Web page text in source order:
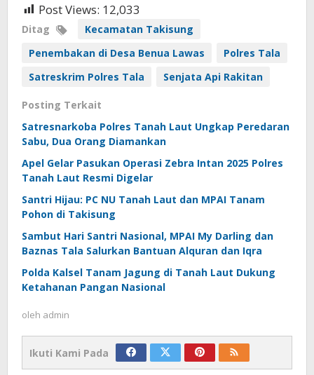
Post Views: 12,033
Ditag
Kecamatan Takisung
Penembakan di Desa Benua Lawas
Polres Tala
Satreskrim Polres Tala
Senjata Api Rakitan
Posting Terkait
Satresnarkoba Polres Tanah Laut Ungkap Peredaran
Sabu, Dua Orang Diamankan
Apel Gelar Pasukan Operasi Zebra Intan 2025 Polres
Tanah Laut Resmi Digelar
Santri Hijau: PC NU Tanah Laut dan MPAI Tanam
Pohon di Takisung
Sambut Hari Santri Nasional, MPAI My Darling dan
Baznas Tala Salurkan Bantuan Alquran dan Iqra
Polda Kalsel Tanam Jagung di Tanah Laut Dukung
Ketahanan Pangan Nasional
oleh admin
Ikuti Kami Pada